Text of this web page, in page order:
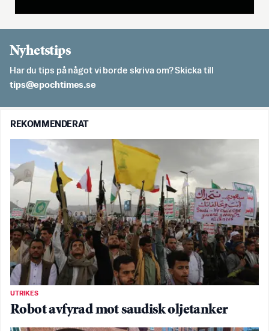
Nyhetstips
Har du tips på något vi borde skriva om? Skicka till
es.semithcope@spit
REKOMMENDERAT
UTRIKES
Robot avfyrad mot saudisk oljetanker